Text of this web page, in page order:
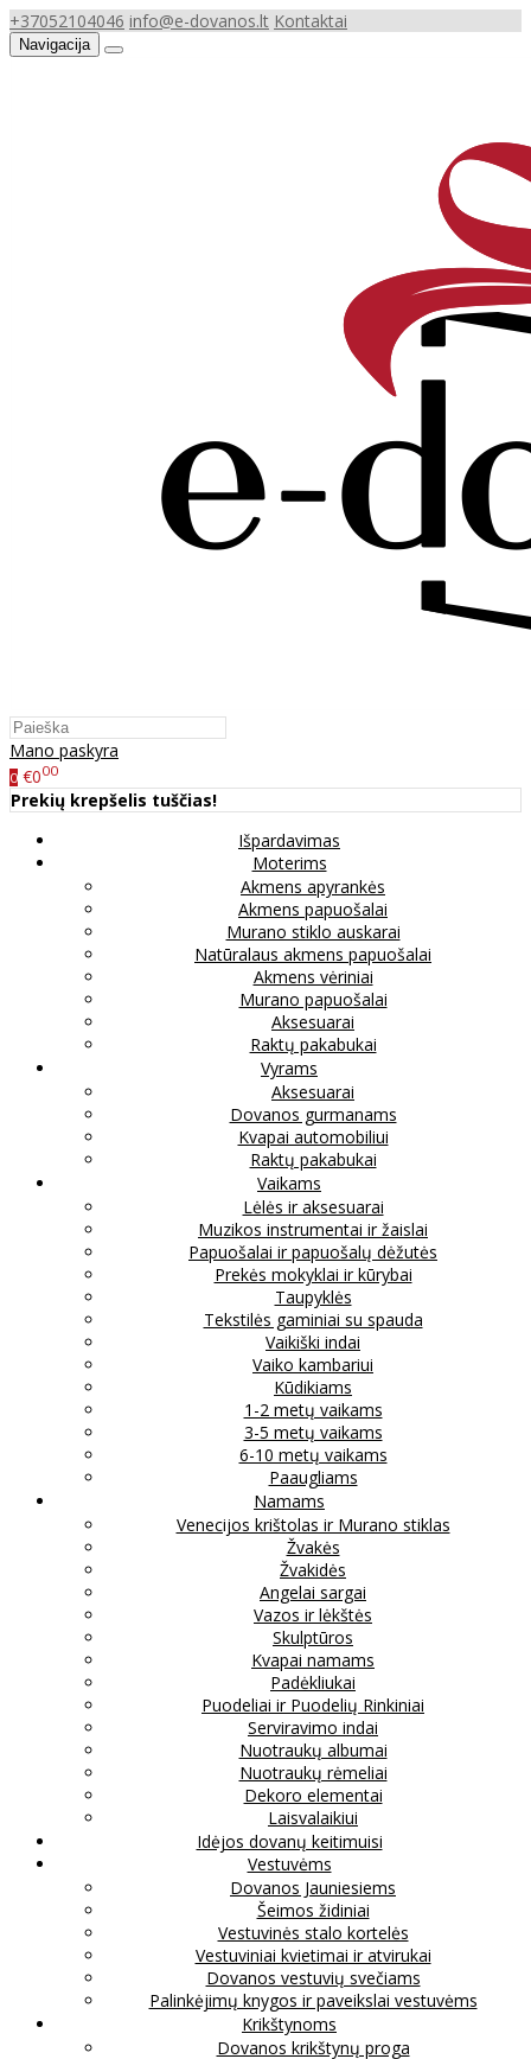
+37052104046 info@e-dovanos.lt Kontaktai
Navigacija
Mano paskyra
0 €000
Prekių krepšelis tuščias!
Išpardavimas
Moterims
Akmens apyrankės
Akmens papuošalai
Murano stiklo auskarai
Natūralaus akmens papuošalai
Akmens vėriniai
Murano papuošalai
Aksesuarai
Raktų pakabukai
Vyrams
Aksesuarai
Dovanos gurmanams
Kvapai automobiliui
Raktų pakabukai
Vaikams
Lėlės ir aksesuarai
Muzikos instrumentai ir žaislai
Papuošalai ir papuošalų dėžutės
Prekės mokyklai ir kūrybai
Taupyklės
Tekstilės gaminiai su spauda
Vaikiški indai
Vaiko kambariui
Kūdikiams
1-2 metų vaikams
3-5 metų vaikams
6-10 metų vaikams
Paaugliams
Namams
Venecijos krištolas ir Murano stiklas
Žvakės
Žvakidės
Angelai sargai
Vazos ir lėkštės
Skulptūros
Kvapai namams
Padėkliukai
Puodeliai ir Puodelių Rinkiniai
Serviravimo indai
Nuotraukų albumai
Nuotraukų rėmeliai
Dekoro elementai
Laisvalaikiui
Idėjos dovanų keitimuisi
Vestuvėms
Dovanos Jauniesiems
Šeimos židiniai
Vestuvinės stalo kortelės
Vestuviniai kvietimai ir atvirukai
Dovanos vestuvių svečiams
Palinkėjimų knygos ir paveikslai vestuvėms
Krikštynoms
Dovanos krikštynų proga